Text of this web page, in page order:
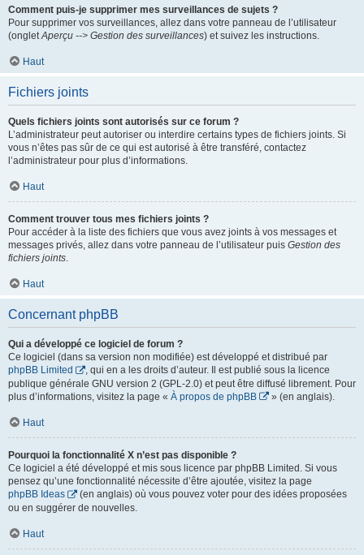
Comment puis-je supprimer mes surveillances de sujets ?
Pour supprimer vos surveillances, allez dans votre panneau de l’utilisateur
(ongletAperçu --> Gestion des surveillances) et suivez les instructions.
Haut
Fichiers joints
Quels fichiers joints sont autorisés sur ce forum ?
L’administrateur peut autoriser ou interdire certains types de fichiers joints. Si
vous n’êtes pas sûr de ce qui est autorisé à être transféré, contactez
l’administrateur pour plus d’informations.
Haut
Comment trouver tous mes fichiers joints ?
Pour accéder à la liste des fichiers que vous avez joints à vos messages et
messages privés, allez dans votre panneau de l’utilisateur puis Gestion des
fichiers joints.
Haut
Concernant phpBB
Qui a développé ce logiciel de forum ?
Ce logiciel (dans sa version non modifiée) est développé et distribué par
phpBB Limited
, qui en a les droits d’auteur. Il est publié sous la licence
publique générale GNU version 2 (GPL-2.0) et peut être diffusé librement. Pour
plus d’informations, visitez la page « À propos de phpBB » (en anglais).
Haut
Pourquoi la fonctionnalité X n’est pas disponible ?
Ce logiciel a été développé et mis sous licence par phpBB Limited. Si vous
pensez qu’une fonctionnalité nécessite d’être ajoutée, visitez la page
phpBB Ideas
(en anglais) où vous pouvez voter pour des idées proposées
ou en suggérer de nouvelles.
Haut